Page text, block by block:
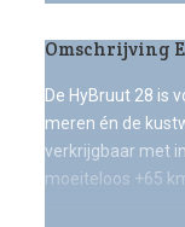
Omschrijving
De HyBruut 28 is
meren én de
verkrijgbaar met
moeiteloos +65